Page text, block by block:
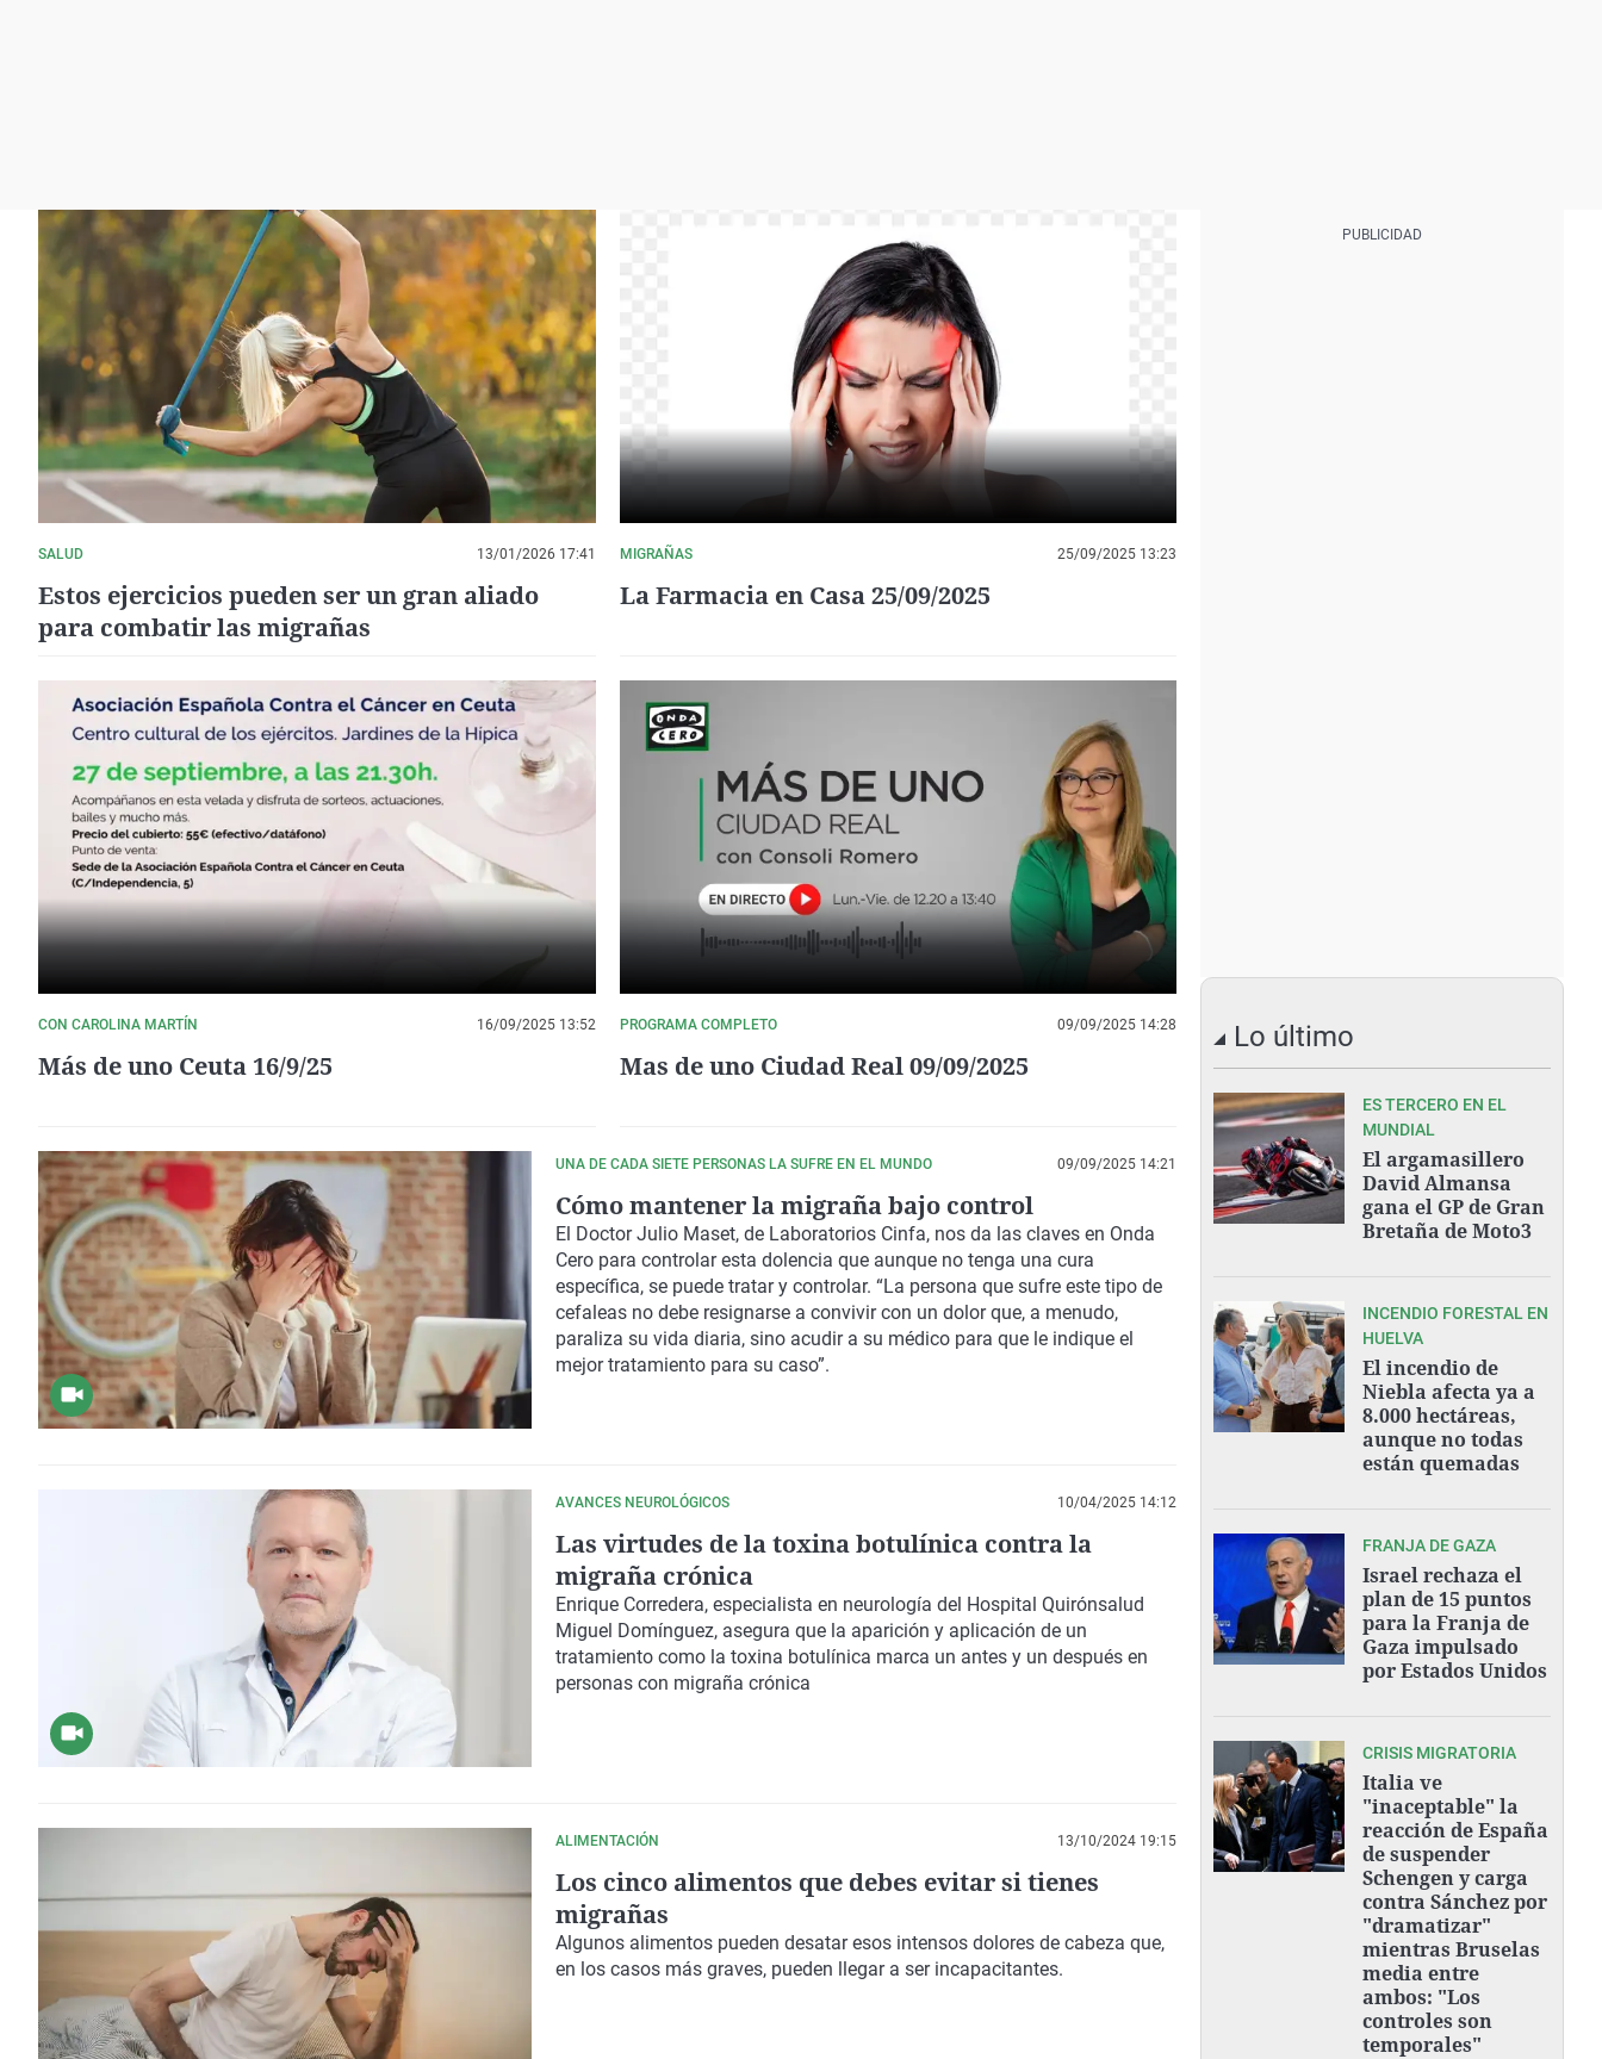
SALUD 13/01/2026 17:41
Estos ejercicios pueden ser un gran aliado
para combatir las migrañas
MIGRAÑAS 25/09/2025 13:23
La Farmacia en Casa 25/09/2025
CON CAROLINA MARTÍN 16/09/2025 13:52
Más de uno Ceuta 16/9/25
PROGRAMA COMPLETO 09/09/2025 14:28
Mas de uno Ciudad Real 09/09/2025
UNA DE CADA SIETE PERSONAS LA SUFRE EN EL MUNDO 09/09/2025 14:21
Cómo mantener la migraña bajo control
El Doctor Julio Maset, de Laboratorios Cinfa, nos da las claves en Onda
Cero para controlar esta dolencia que aunque no tenga una cura
específica, se puede tratar y controlar. “La persona que sufre este tipo de
cefaleas no debe resignarse a convivir con un dolor que, a menudo,
paraliza su vida diaria, sino acudir a su médico para que le indique el
mejor tratamiento para su caso”.
AVANCES NEUROLÓGICOS 10/04/2025 14:12
Las virtudes de la toxina botulínica contra la
migraña crónica
Enrique Corredera, especialista en neurología del Hospital Quirónsalud
Miguel Domínguez, asegura que la aparición y aplicación de un
tratamiento como la toxina botulínica marca un antes y un después en
personas con migraña crónica
ALIMENTACIÓN 13/10/2024 19:15
Los cinco alimentos que debes evitar si tienes
migrañas
Algunos alimentos pueden desatar esos intensos dolores de cabeza que,
en los casos más graves, pueden llegar a ser incapacitantes.
Lo último
ES TERCERO EN EL
MUNDIAL
El argamasillero
David Almansa
gana el GP de Gran
Bretaña de Moto3
INCENDIO FORESTAL EN
HUELVA
El incendio de
Niebla afecta ya a
8.000 hectáreas,
aunque no todas
están quemadas
FRANJA DE GAZA
Israel rechaza el
plan de 15 puntos
para la Franja de
Gaza impulsado
por Estados Unidos
CRISIS MIGRATORIA
Italia ve
"inaceptable" la
reacción de España
de suspender
Schengen y carga
contra Sánchez por
"dramatizar"
mientras Bruselas
media entre
ambos: "Los
controles son
temporales"